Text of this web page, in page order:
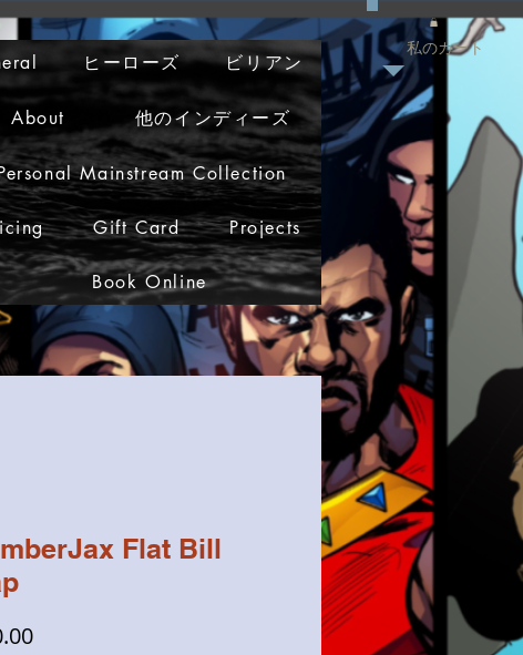
私のカート
ヒーローズ ビリアン
About 他のインディーズ
Mainstream Collection
Gift Card Projects
Book Online
Flat Bill
価